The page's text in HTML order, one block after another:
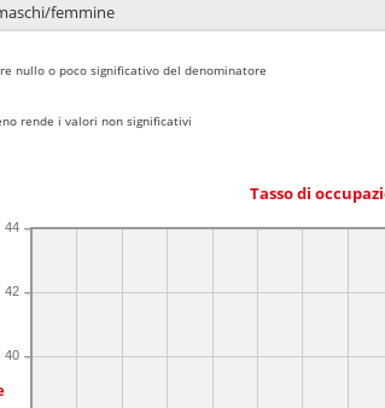
femmine
nullo o poco significativo del denominatore
rende i valori non significativi
Tasso di
40
42
44